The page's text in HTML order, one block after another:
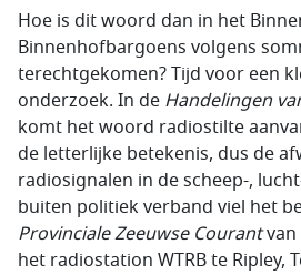
Hoe is dit woord dan in het
Binnenhofbargoens volgens
terechtgekomen? Tijd voor een
onderzoek. In de Handelingen
komt het woord radiostilte
de letterlijke betekenis, dus de
radiosignalen in de scheep-,
buiten politiek verband viel het
Provinciale Zeeuwse Courantvan
het radiostation WTRB te Ripley,